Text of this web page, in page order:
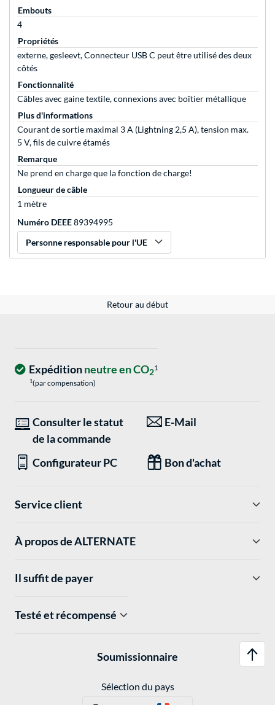
Embouts
4
Propriétés
externe, gesleevt, Connecteur USB C peut être utilisé des deux
côtés
Fonctionnalité
Câbles avec gaine textile, connexions avec boîtier métallique
Plus d'informations
Courant de sortie maximal 3 A (Lightning 2,5 A), tension max.
5 V, fils de cuivre étamés
Remarque
Ne prend en charge que la fonction de charge!
Longueur de câble
1 mètre
Numéro DEEE89394995
Personne responsable pour l'UE
Retour au début
Expéditionneutre en CO21
1(par compensation)
Consulter le statut
de la commande
E-Mail
Configurateur PC Bon d'achat
Service client
À propos de ALTERNATE
Il suffit de payer
Testé et récompensé
Soumissionnaire
Sélection du pays